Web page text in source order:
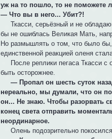
уж на то пошло, то не поможете
— Что вы в него... Убит?!
Ткасси, серьёзный и не
бы не ошиблась Великая Мать,
Но размышлять о том, что было
единственной реакцией оленя
После реплики пегаса Ткасси с
быть осторожнее.
— Пропал он шесть суток
нереально, мы думали, что он
он... Не знаю. Чтобы разорвать
конец света отправить
неординарное.
Олень подозрительно